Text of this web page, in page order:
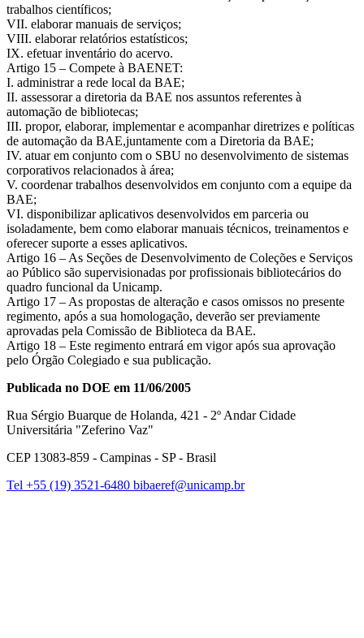
trabalhos científicos;
VII. elaborar manuais de serviços;
VIII. elaborar relatórios estatísticos;
IX. efetuar inventário do acervo.
Artigo 15 – Compete à BAENET:
I. administrar a rede local da BAE;
II. assessorar a diretoria da BAE nos assuntos referentes à
automação de bibliotecas;
III. propor, elaborar, implementar e acompanhar diretrizes e políticas
de automação da BAE,juntamente com a Diretoria da BAE;
IV. atuar em conjunto com o SBU no desenvolvimento de sistemas
corporativos relacionados à área;
V. coordenar trabalhos desenvolvidos em conjunto com a equipe da
BAE;
VI. disponibilizar aplicativos desenvolvidos em parceria ou
isoladamente, bem como elaborar manuais técnicos, treinamentos e
oferecer suporte a esses aplicativos.
Artigo 16 – As Seções de Desenvolvimento de Coleções e Serviços
ao Público são supervisionadas por profissionais bibliotecários do
quadro funcional da Unicamp.
Artigo 17 – As propostas de alteração e casos omissos no presente
regimento, após a sua homologação, deverão ser previamente
aprovadas pela Comissão de Biblioteca da BAE.
Artigo 18 – Este regimento entrará em vigor após sua aprovação
pelo Órgão Colegiado e sua publicação.
Publicada no DOE em 11/06/2005
Rua Sérgio Buarque de Holanda, 421 - 2º Andar Cidade
Universitária "Zeferino Vaz"
CEP 13083-859 - Campinas - SP - Brasil
Tel +55 (19) 3521-6480 bibaeref@unicamp.br